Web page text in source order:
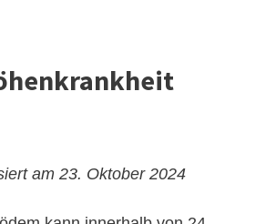
am 23. Oktober 2024